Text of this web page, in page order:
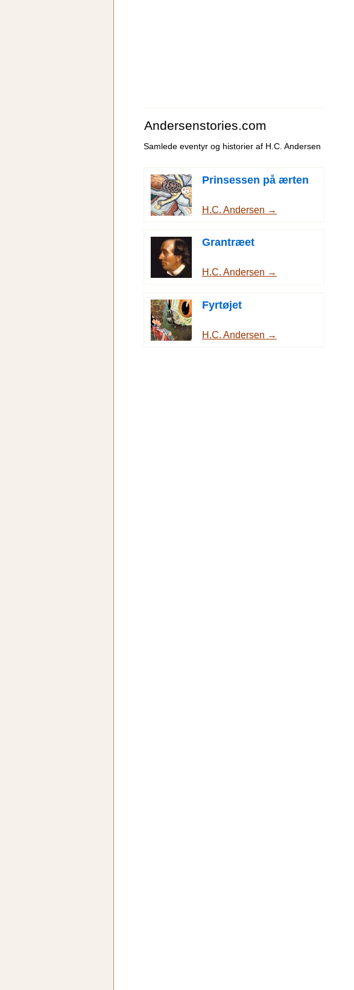
Andersenstories.com
Samlede eventyr og historier af H.C. Andersen
Prinsessen på ærten
H.C. Andersen →
Grantræet
H.C. Andersen →
Fyrtøjet
H.C. Andersen →